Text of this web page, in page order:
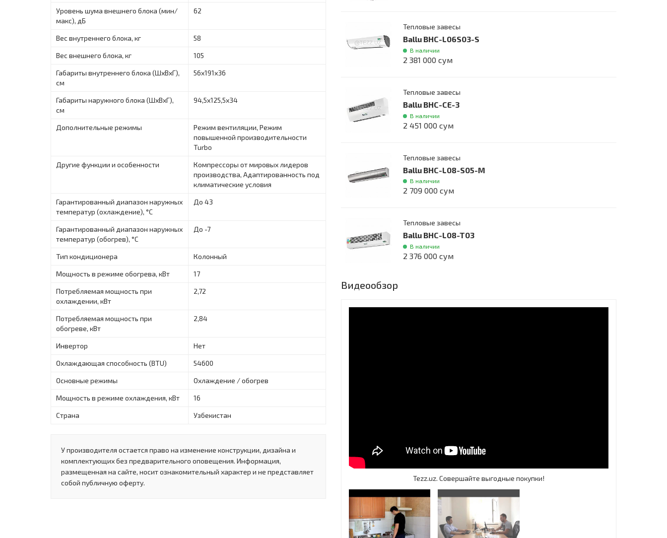
Уровень шума внешнего блока (мин/
макс), дБ
62
Вес внутреннего блока, кг 58
Вес внешнего блока, кг 105
Габариты внутреннего блока (ШxВxГ),
см
56х191х36
Габариты наружного блока (ШxВxГ),
см
94,5х125,5х34
Дополнительные режимы
Режим вентиляции, Режим
повышенной производительности
Turbo
Другие функции и особенности
Компрессоры от мировых лидеров
производства, Адаптированность под
климатические условия
Гарантированный диапазон наружных
температур (охлаждение), °С
До 43
Гарантированный диапазон наружных
температур (обогрев), °С
До -7
Тип кондиционера Колонный
Мощность в режиме обогрева, кВт 17
Потребляемая мощность при
охлаждении, кВт
2,72
Потребляемая мощность при
обогреве, кВт
2,84
Инвертор Нет
Охлаждающая способность (BTU) 54600
Основные режимы Охлаждение / обогрев
Мощность в режиме охлаждения, кВт 16
Страна Узбекистан
У производителя остается право на изменение конструкции, дизайна и
комплектующих без предварительного оповещения. Информация,
размещенная на сайте, носит ознакомительный характер и не представляет
собой публичную оферту.
Тепловые завесы
Ballu BHC-L06S03-S
В наличии
2 381 000 сум
Тепловые завесы
Ballu BHC-CE-3
В наличии
2 451 000 сум
Тепловые завесы
Ballu BHC-L08-S05-M
В наличии
2 709 000 сум
Тепловые завесы
Ballu BHC-L08-T03
В наличии
2 376 000 сум
Видеообзор
Tezz.uz. Совершайте выгодные покупки!